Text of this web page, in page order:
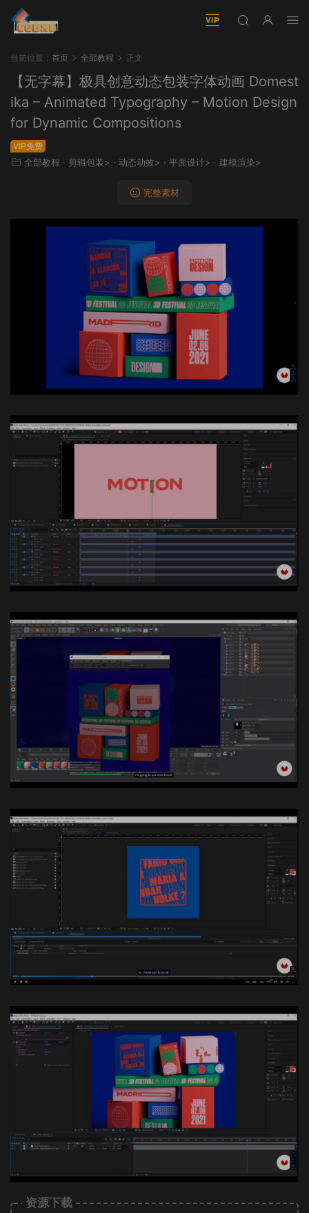
当前位置： 首页 全部教程 正文
【无字幕】极具创意动态包装字体动画 Domest
ika – Animated Typography – Motion Design
for Dynamic Compositions
VIP免费
全部教程 · 剪辑包装> · 动态动效> · 平面设计> · 建模渲染>
完整素材
资源下载